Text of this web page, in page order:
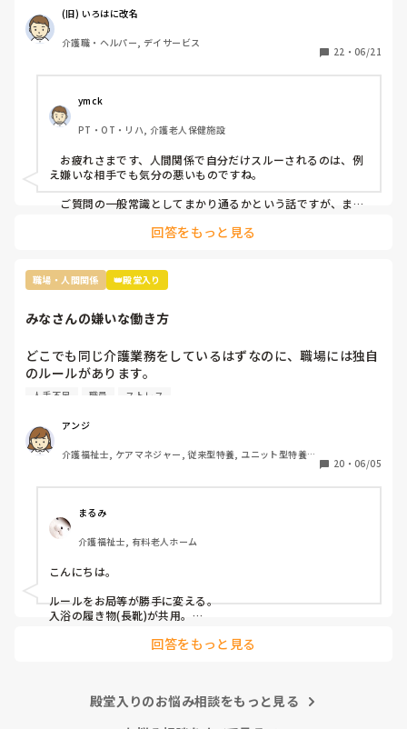
当時、現場にいた関係者に事情聴取をした結果、 レクリエ
ーションも止まらなかったし、誰も仲裁には来なかったので
結論がでたのに、この看護師『 周りがなんと言っても、私
は、あの時、大声を出されて恐怖を感じた』とずっと言い続
けていて、この話を境に、敵意というより憎悪をむき出しに
するようになってきました。
そんなある日のことです。看護師Nがどこかに旅行に行って
きたのでお土産をみんなの連絡用のレターケースの中に入れ
あったんですが、私のところにだけ入っていなかったです
貰わなくてよかったな。と思うのですが…
買ってきた場合、この看護師Nにはあげようとは思いません
産を配らなくてもいいのでしょうか』という内容(プラス、
いままでの私に対しての悪行についても一緒に…)について
の手紙を作っているところなんですが…
たた、あくまで手紙(質問書)のなかのことで、私としては、
たとえ気に入らない職員がいたとしてもみんなの目に見える
行為なので、他の職員もいい思いをしないと思うので、特定
としてまかり通るのでしょうか?
(旧) いろはに改名
介護職・ヘルパー, デイサービス
22 ・ 06/21
ymck
PT・OT・リハ, 介護老人保健施設
お疲れさまです、人間関係で自分だけスルーされるのは、例
え嫌いな相手でも気分の悪いものですね。
ご質問の一般常識としてまかり通るかという話ですが、まか
り、お土産誰に配るかは本人の自由ではありますが、特定の一
し、故意にのけ者にしていた証拠もないのが難しいですね。
になるということです。おっしゃる通り、ご自身はお相手をの
思います。
回答をもっと見る
職場・人間関係 👑殿堂入り
みなさんの嫌いな働き方
どこでも同じ介護業務をしているはずなのに、職場には独自
のルールがあります。
その中でもみなさんが、これだけは嫌だと思う働き方はなん
私は
連帯責任が強すぎる職場
働かない人のカバーが当たり前の職場
休みの日まで出勤がある職場
家でやってきてと平気で仕事を渡される職場
人手不足 職員 ストレス
アンジ
介護福祉士, ケアマネジャー, 従来型特養, ユニット型特養,
20 ・ 06/05
まるみ
介護福祉士, 有料老人ホーム
こんにちは。
ルールをお局等が勝手に変える。
入浴の履き物(長靴)が共用。
回答をもっと見る
殿堂入りのお悩み相談をもっと見る